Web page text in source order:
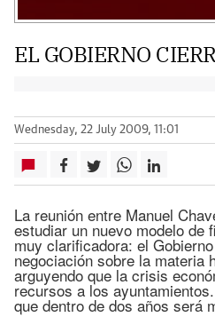
EL GOBIERNO
Wednesday, 22 July 2009, 11:01
La reunión entre Manuel
estudiar un nuevo modelo de
muy clarificadora: el
negociación sobre la materia
arguyendo que la crisis
recursos a los
que dentro de dos años será